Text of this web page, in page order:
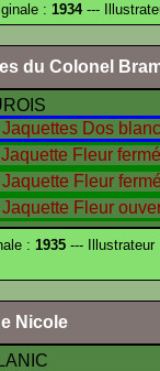
: 1934---
du Colonel
:1935 --- Illustrateur
Nicole